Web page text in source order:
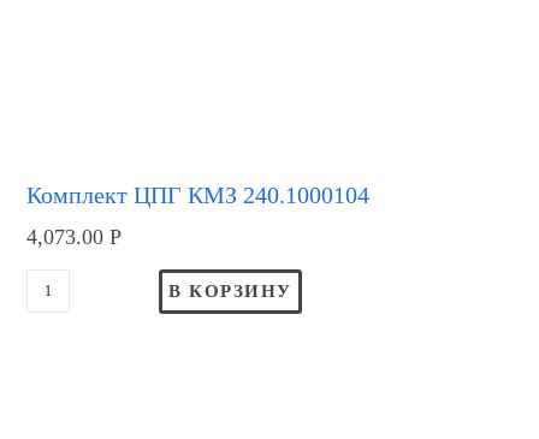
Комплект ЦПГ КМЗ 240.1000104
4,073.00Р
В КОРЗИНУ